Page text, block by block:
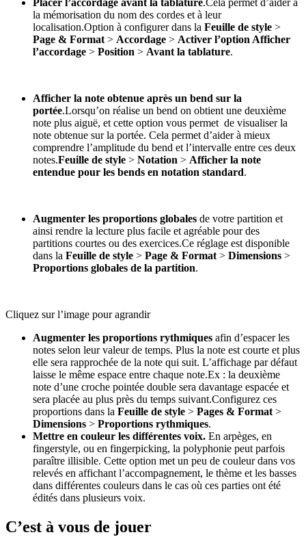
Placer l’accordage avant la tablature.Cela permet d’aider à
la mémorisation du nom des cordes et à leur
localisation.Option à configurer dans la Feuille de style >
Page & Format> Accordage > Activer l’option Afficher
l’accordage > Position > Avant la tablature.
Afficher la note obtenue après un bend sur la
portée.Lorsqu’on réalise un bend on obtient une deuxième
note plus aiguë, et cette option vous permet de visualiser la
note obtenue sur la portée. Cela permet d’aider à mieux
comprendre l’amplitude du bend et l’intervalle entre ces deux
notes.Feuille de style > Notation > Afficher la note
entendue pour les bends en notation standard.
Augmenter les proportions globales de votre partition et
ainsi rendre la lecture plus facile et agréable pour des
partitions courtes ou des exercices.Ce réglage est disponible
dans la Feuille de style > Page & Format> Dimensions >
Proportions globales de la partition.
Cliquez sur l’image pour agrandir
Augmenter les proportions rythmiques afin d’espacer les
notes selon leur valeur de temps. Plus la note est courte et plus
elle sera rapprochée de la note qui suit. L’affichage par défaut
laisse le même espace entre chaque note.Ex : la deuxième
note d’une croche pointée double sera davantage espacée et
sera placée au plus près du temps suivant.Configurez ces
proportions dans la Feuille de style > Pages & Format>
Dimensions > Proportions rythmiques.
Mettre en couleur les différentes voix. En arpèges, en
fingerstyle, ou en fingerpicking, la polyphonie peut parfois
paraître illisible. Cette option met un peu de couleur dans vos
relevés en affichant l’accompagnement, le thème et les basses
dans différentes couleurs dans le cas où ces parties ont été
édités dans plusieurs voix.
C’est à vous de jouer